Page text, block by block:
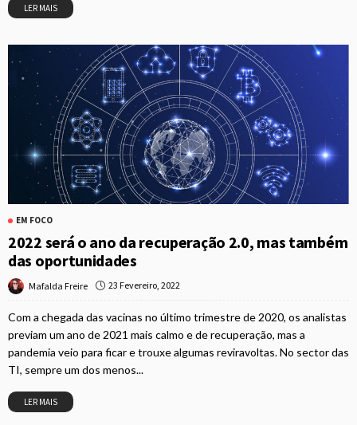
LER MAIS
EM FOCO
2022 será o ano da recuperação 2.0, mas também
das oportunidades
Mafalda Freire 23 Fevereiro, 2022
Com a chegada das vacinas no último trimestre de 2020, os analistas
previam um ano de 2021 mais calmo e de recuperação, mas a
pandemia veio para ficar e trouxe algumas reviravoltas. No sector das
TI, sempre um dos menos...
LER MAIS